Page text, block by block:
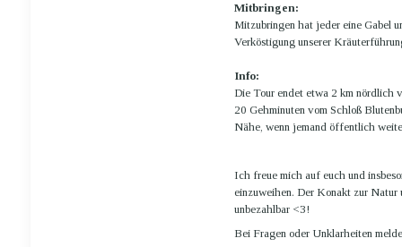
Mitbringen:
Mitzubringen hat jeder eine Gabel
Verköstigung unserer
Info:
Die Tour endet etwa 2 km nördlich
20 Gehminuten vom Schloß
Nähe, wenn jemand öffentlich
Ich freue mich auf euch und
einzuweihen. Der Konakt zur Natur
unbezahlbar <3!
Bei Fragen oder Unklarheiten